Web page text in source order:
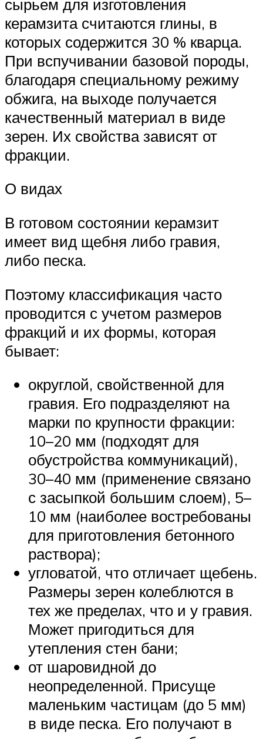
сырьем для изготовления
керамзита считаются глины, в
которых содержится 30 % кварца.
При вспучивании базовой породы,
благодаря специальному режиму
обжига, на выходе получается
качественный материал в виде
зерен. Их свойства зависят от
фракции.
О видах
В готовом состоянии керамзит
имеет вид щебня либо гравия,
либо песка.
Поэтому классификация часто
проводится с учетом размеров
фракций и их формы, которая
бывает:
округлой, свойственной для
гравия. Его подразделяют на
марки по крупности фракции:
10–20 мм (подходят для
обустройства коммуникаций),
30–40 мм (применение связано
с засыпкой большим слоем), 5–
10 мм (наиболее востребованы
для приготовления бетонного
раствора);
угловатой, что отличает щебень.
Размеры зерен колеблются в
тех же пределах, что и у гравия.
Может пригодиться для
утепления стен бани;
от шаровидной до
неопределенной. Присуще
маленьким частицам (до 5 мм)
в виде песка. Его получают в